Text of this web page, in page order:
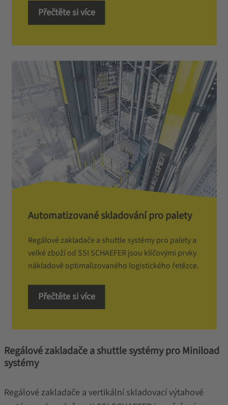
Přečtěte si více
Automatizované skladování pro palety
Regálové zakladače a shuttle systémy pro palety a
velké zboží od SSI SCHAEFER jsou klíčovými prvky
nákladově optimalizovaného logistického řetězce.
Přečtěte si více
Regálové zakladače a shuttle systémy pro Miniload
systémy
Regálové zakladače a vertikální skladovací výtahové